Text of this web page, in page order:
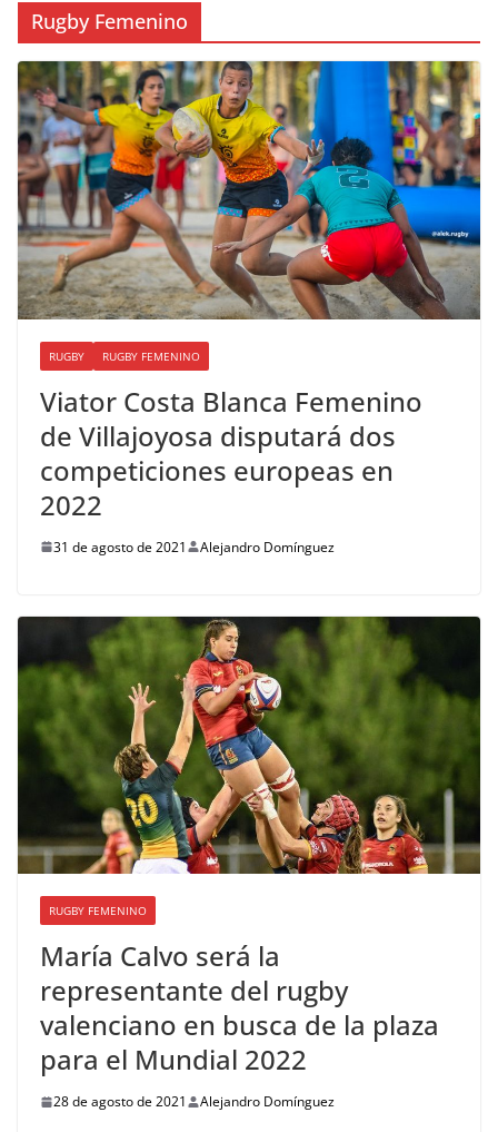
Rugby Femenino
RUGBY RUGBY FEMENINO
Viator Costa Blanca Femenino
de Villajoyosa disputará dos
competiciones europeas en
2022
31 de agosto de 2021 Alejandro Domínguez
RUGBY FEMENINO
María Calvo será la
representante del rugby
valenciano en busca de la plaza
para el Mundial 2022
28 de agosto de 2021 Alejandro Domínguez